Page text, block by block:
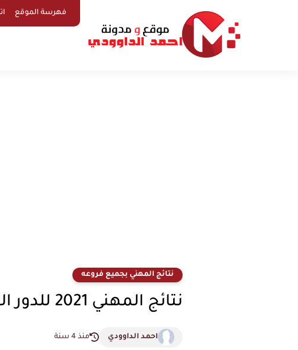
فهرسة الموقع
نتائج المهني بجميع فروعه
نتائج المهني 2021 للدور الثاني التكميلي في عموم العراق لكل الفروع
احمد الداوودي منذ 4 سنة